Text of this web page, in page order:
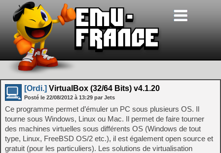
[Ordi.] VirtualBox (32/64 Bits) v4.1.20
Posté le 22/08/2012 à 13:29 par Jets
Ce programme permet d’émuler un PC sous plusieurs OS. Il
tourne sous Windows, Linux ou Mac. Il permet de faire tourner
des machines virtuelles sous différents OS (Windows de tout
type, Linux, FreeBSD OS/2 etc.), il est également open source et
gratuit (pour les particuliers). Les solutions de virtualisation